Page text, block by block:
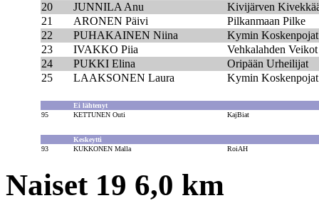
20
JUNNILA Anu
Kivijärven
21
ARONEN Päivi
Pilkanmaan Pilke
22
PUHAKAINEN Niina
Kymin Koskenpojat
23
IVAKKO Piia
Vehkalahden Veikot
24
PUKKI Elina
Oripään Urheilijat
25
LAAKSONEN Laura Kymin Koskenpojat
Ei lähtenyt
95
KETTUNEN Outi KajBiat
Keskeytti
93
KUKKONEN Malla RoiAH
Naiset 19 6,0 km